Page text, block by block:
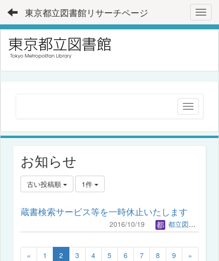
東京都立図書館リサーチページ
お知らせ
古い投稿順 1件
蔵書検索サービス等を一時休止いたします
2016/10/19 都立図書館管理者
« 1 2 3 4 5 6 7 8 9 »